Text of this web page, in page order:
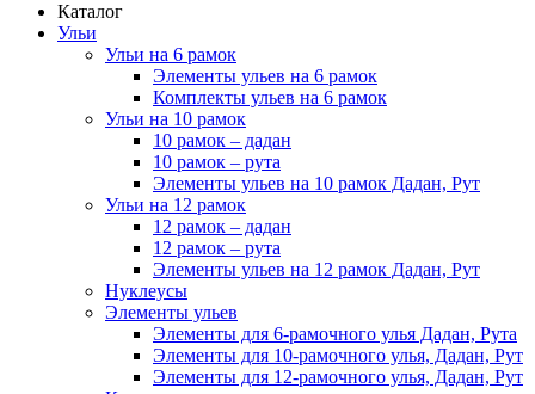
Каталог
Ульи
Ульи на 6 рамок
Элементы ульев на 6 рамок
Комплекты ульев на 6 рамок
Ульи на 10 рамок
10 рамок – дадан
10 рамок – рута
Элементы ульев на 10 рамок Дадан, Рут
Ульи на 12 рамок
12 рамок – дадан
12 рамок – рута
Элементы ульев на 12 рамок Дадан, Рут
Нуклеусы
Элементы ульев
Элементы для 6-рамочного улья Дадан, Рута
Элементы для 10-рамочного улья, Дадан, Рут
Элементы для 12-рамочного улья, Дадан, Рут